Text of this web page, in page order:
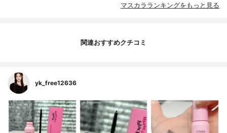
マスカラランキングをもっと見る
関連おすすめクチコミ
yk_free12636